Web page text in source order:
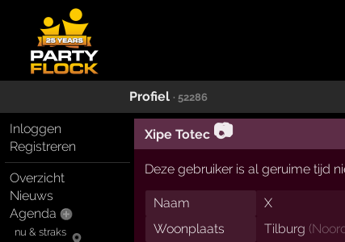
Profiel · 52286
Inloggen
Registreren
Overzicht
Nieuws
Agenda
nu & straks
Xipe Totec 📷
Deze gebruiker is al geruime tijd
Naam
X
Woonplaats
Tilburg (